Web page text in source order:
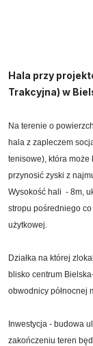
Hala przy
Trakcyjna) w
Na terenie o
hala z zapleczem
tenisowe), która może
przynosić zyski z
Wysokość hali - 8m,
stropu pośredniego
użytkowej.
Działka na której
blisko centrum
obwodnicy północnej
Inwestycja - budowa
zakończeniu teren